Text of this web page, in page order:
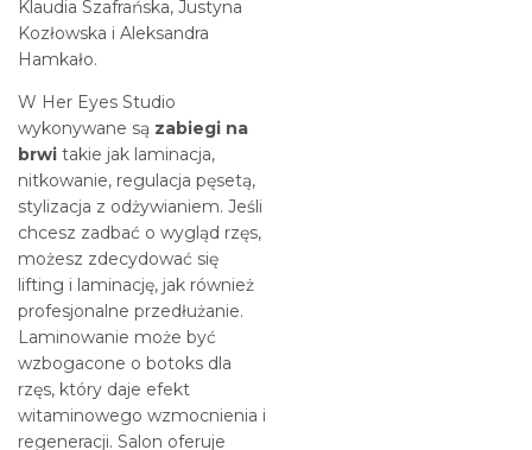
Klaudia Szafrańska, Justyna
Kozłowska i Aleksandra
Hamkało.
W Her Eyes Studio
wykonywane są zabiegi na
brwi takie jak laminacja,
nitkowanie, regulacja pęsetą,
stylizacja z odżywianiem. Jeśli
chcesz zadbać o wygląd rzęs,
możesz zdecydować się
lifting i laminację, jak również
profesjonalne przedłużanie.
Laminowanie może być
wzbogacone o botoks dla
rzęs, który daje efekt
witaminowego wzmocnienia i
regeneracji. Salon oferuje